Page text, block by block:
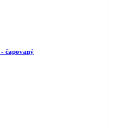
čapovaný